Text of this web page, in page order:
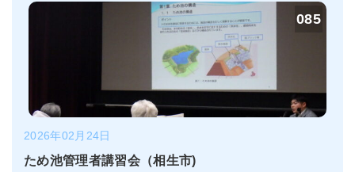
085
2026年02月24日
ため池管理者講習会（相生市)